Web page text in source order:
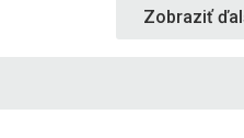
Zobraziť